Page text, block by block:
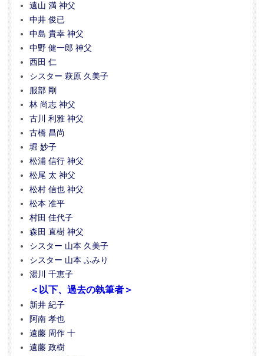
遠山 満 神父
中井 俊已
中島 貴幸 神父
中野 健一郎 神父
西田 仁
シスター 萩原 久美子
服部 剛
林 尚志 神父
古川 利雅 神父
古橋 昌尚
堀 妙子
松浦 信行 神父
松尾 太 神父
松村 信也 神父
松本 准平
村田 佳代子
森田 直樹 神父
シスター 山本 久美子
シスター 山本 ふみり
湯川 千恵子
＜以下、過去の執筆者＞
新井 紀子
阿南 孝也
遠藤 周作 十
遠藤 政樹